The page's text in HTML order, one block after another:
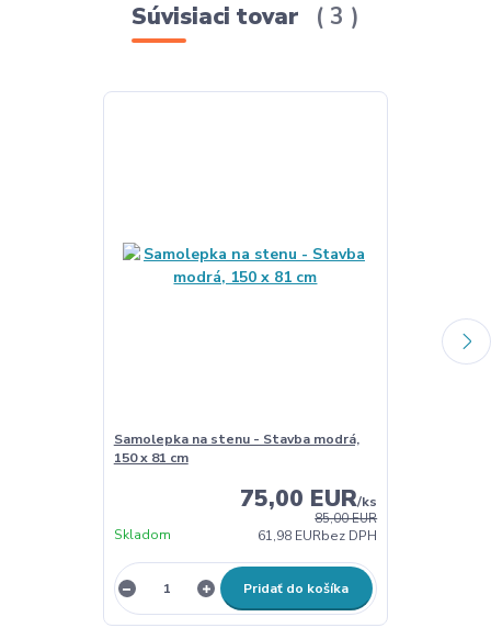
Súvisiaci tovar 3
Samolepka na stenu - Stavba modrá,
150 x 81 cm
85,00 EUR
75,00 EUR/ks
61,98 EURbez DPH
Skladom
Pridať do košíka